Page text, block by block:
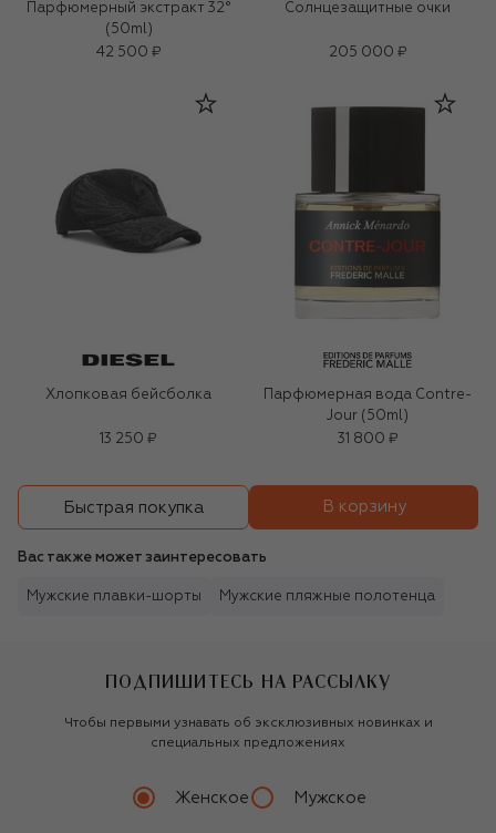
Парфюмерный экстракт 32°
(50ml)
42 500 ₽
Солнцезащитные очки
205 000 ₽
Хлопковая бейсболка
13 250 ₽
Парфюмерная вода Contre-
Jour (50ml)
31 800 ₽
Быстрая покупка В корзину
Вас также может заинтересовать
Мужские плавки-шорты Мужские пляжные полотенца
ПОДПИШИТЕСЬ НА РАССЫЛКУ
Чтобы первыми узнавать об эксклюзивных новинках и
специальных предложениях
Женское Мужское